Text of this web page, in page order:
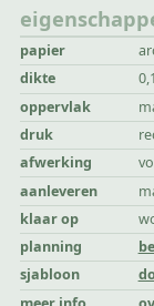
papier
dikte
oppervlak
druk
afwerking
aanleveren
klaar op
planning
sjabloon